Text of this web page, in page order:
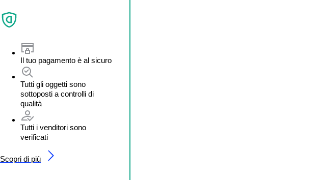
Il tuo pagamento è al sicuro
Tutti gli oggetti sono
sottoposti a controlli di
qualità
Tutti i venditori sono
verificati
Scopri di più